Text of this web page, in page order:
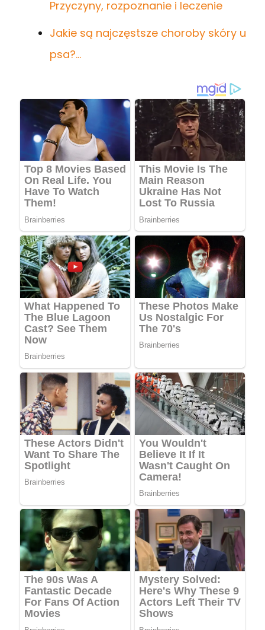
Przyczyny, rozpoznanie i leczenie
Jakie są najczęstsze choroby skóry u
psa?…